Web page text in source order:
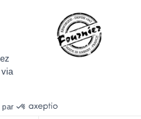
MESSAGE
par